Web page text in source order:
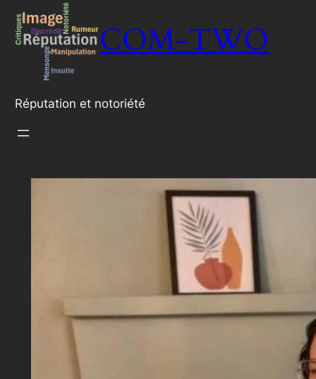
COM-TWO
Réputation et notoriété